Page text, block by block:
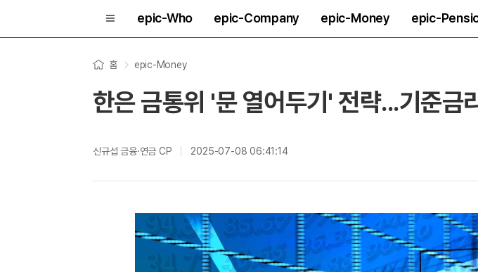
epic-Who epic-Company epic-Money epic-
홈 epic-Money
한은 금통위 '문 열어두기' 전략...기준
신규섭 금융·연금 CP 2025-07-08 06:41:14